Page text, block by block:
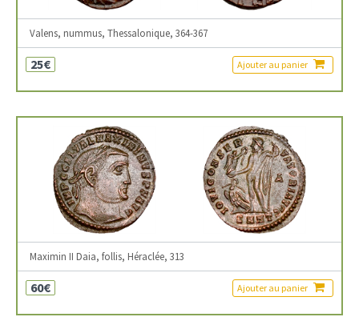
Valens, nummus, Thessalonique, 364-367
25€ Ajouter au panier
Maximin II Daia, follis, Héraclée, 313
60€ Ajouter au panier